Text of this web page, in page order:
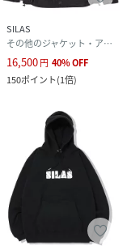
SILAS
その他のジャケット・アウター
16,500円 40%OFF
150ポイント(1倍)